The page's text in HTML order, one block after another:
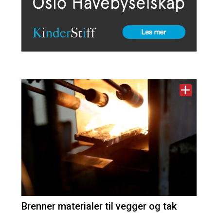
Brenner materialer til vegger og tak